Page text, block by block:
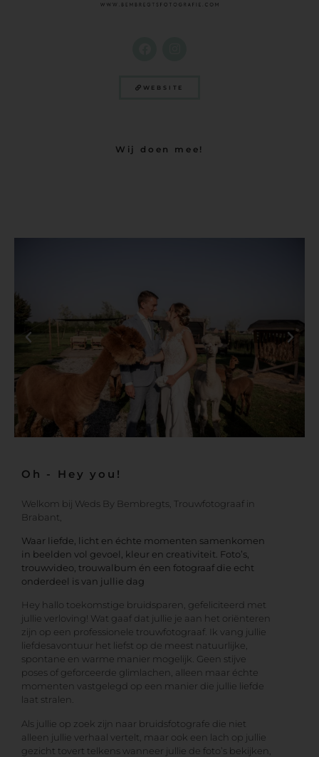
WEBSITE
Wij doen mee!
Oh - Hey you!
Welkom bij Weds By Bembregts, Trouwfotograaf in
Brabant,
Waar liefde, licht en échte momenten samenkomen
in beelden vol gevoel, kleur en creativiteit. Foto’s,
trouwvideo, trouwalbum én een fotograaf die echt
onderdeel is van jullie dag
​Hey hallo toekomstige bruidsparen, gefeliciteerd met
jullie verloving! Wat gaaf dat jullie je aan het oriënteren
zijn op een professionele trouwfotograaf. Ik vang jullie
liefdesavontuur het liefst op de meest natuurlijke,
spontane en warme manier mogelijk. Geen stijve
poses of geforceerde glimlachen, alleen maar échte
momenten vastgelegd op een manier die jullie liefde
laat stralen.
Als jullie op zoek zijn naar bruidsfotografe die niet
alleen jullie verhaal vertelt, maar ook een lach op jullie
gezicht tovert telkens wanneer jullie de foto’s bekijken,